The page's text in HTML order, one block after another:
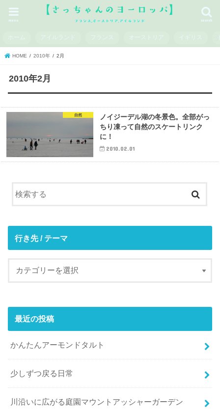
search
menu
ホーム アイルランド フランス オーストリア イギリス
HOME 2010年 2月
2010年2月
自然
ノイジーデル湖の冬景色。全部がっ
ちり凍って自然のスケートリンク
に！
2010.02.01
行き先 / テーマ
最近の投稿
かんたんアーモンドタルト
少しずつ戻る日常
川沿いに広がる庭園マウントアッシャーガーデン